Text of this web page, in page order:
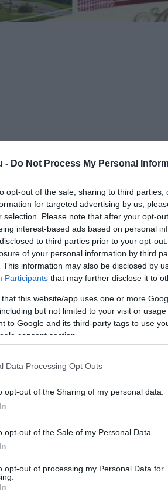
- Do Not Process My Personal
opt-out of the sale, sharing to third
for targeted advertising by us,
selection. Please note that after your opt-
interest-based ads based on personal
to third parties prior to your opt-
of your personal information by third
This information may also be disclosed by
Participants that may further disclose it to
that this website/app uses one or more
but not limited to your visit or
to Google and its third-party tags to use
consent section.
Data Processing Opt Outs
opt-out of the Sharing of my personal data.
opt-out of the Sale of my Personal Data.
opt-out of processing my Personal Data for
Nyitva Mutass többet
,Ételbár
SZÉP kártya, K&H SZÉP kártya,
restaurant
fizetés